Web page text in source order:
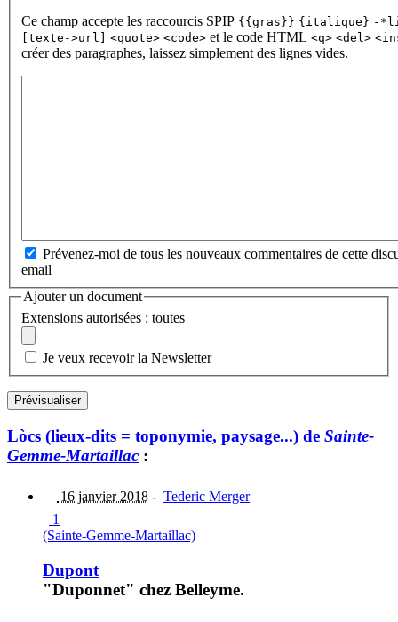
Ce champ accepte les raccourcis SPIP {{gras}} {italique} -
[texte->url]
<quote> <code> et le code HTML <q> <del>
créer des paragraphes, laissez simplement des lignes vides.
Prévenez-moi de tous les nouveaux commentaires de cette
email
Ajouter un document
Extensions autorisées : toutes
Je veux recevoir la Newsletter
Lòcs (lieux-dits = toponymie, paysage...) de Sainte-
Gemme-Martaillac :
16 janvier 2018 - Tederic Merger
| 1
(Sainte-Gemme-Martaillac)
Dupont
"Duponnet" chez Belleyme.